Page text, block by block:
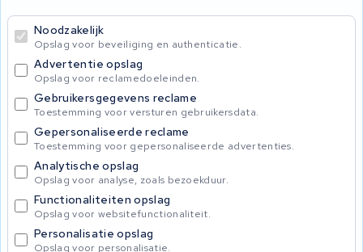
Noodzakelijk
Opslag voor beveiliging en authenticatie.
Advertentie opslag
Opslag voor reclamedoeleinden.
Gebruikersgegevens reclame
Toestemming voor versturen gebruikersdata.
Gepersonaliseerde reclame
Toestemming voor gepersonaliseerde advertenties.
Analytische opslag
Opslag voor analyse, zoals bezoekduur.
Functionaliteiten opslag
Opslag voor websitefunctionaliteit.
Personalisatie opslag
Opslag voor personalisatie.
© 2026 KWS Seuren
Algemene voorwaarden
Privacy Policy